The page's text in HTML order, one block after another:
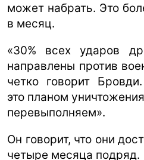
может набрать. Это
в месяц.
«30% всех ударов
направлены против
четко говорит
это планом
перевыполняем».
Он говорит, что они
четыре месяца подряд.